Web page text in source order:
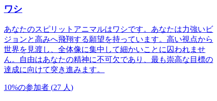
ワシ
あなたのスピリットアニマルはワシです。あなたは力強いビ
ジョンと高みへ飛翔する願望を持っています。高い視点から
世界を見渡し、全体像に集中して細かいことに囚われませ
ん。自由はあなたの精神に不可欠であり、最も崇高な目標の
達成に向けて突き進みます。
10%の参加者 (27 人 )